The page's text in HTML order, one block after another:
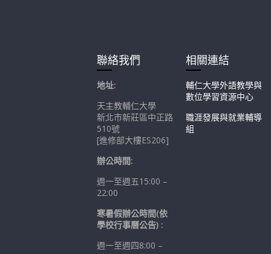
聯絡我們
地址:
天主教輔仁大學
新北市新莊區中正路
510號
[進修部大樓ES206]
辦公時間:
週一至週五15:00 –
22:00
寒暑假辦公時間(依
學校行事曆公告) :
週一至週四8:00 –
相關連結
輔仁大學外語教學與
數位學習資源中心
職涯發展與就業輔導
組